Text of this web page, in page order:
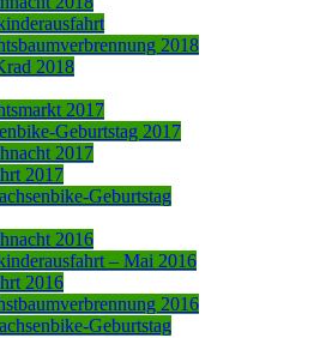
2018
2018
2017
Geburtstag 2017
2017
2017
Geburtstag
2016
– Mai 2016
2016
2016
Geburtstag